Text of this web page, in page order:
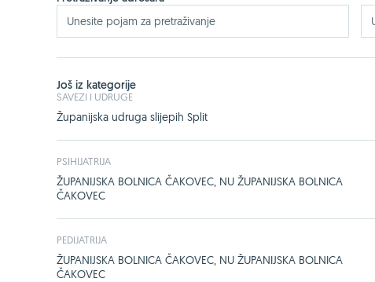
Još iz kategorije
SAVEZI I UDRUGE
Županijska udruga slijepih Split
PSIHIJATRIJA
ŽUPANIJSKA BOLNICA ČAKOVEC, NU ŽUPANIJSKA BOLNICA
ČAKOVEC
PEDIJATRIJA
ŽUPANIJSKA BOLNICA ČAKOVEC, NU ŽUPANIJSKA BOLNICA
ČAKOVEC